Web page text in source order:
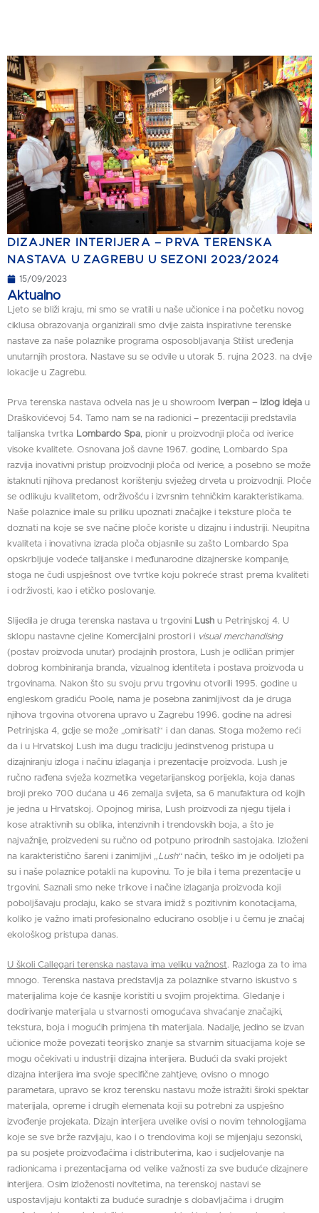
DIZAJNER INTERIJERA – PRVA TERENSKA
NASTAVA U ZAGREBU U SEZONI 2023/2024
15/09/2023
Aktualno
Ljeto se bliži kraju, mi smo se vratili u naše učionice i na početku novog
ciklusa obrazovanja organizirali smo dvije zaista inspirativne terenske
nastave za naše polaznike programa osposobljavanja Stilist uređenja
unutarnjih prostora. Nastave su se odvile u utorak 5. rujna 2023. na dvije
lokacije u Zagrebu.
Prva terenska nastava odvela nas je u showroom Iverpan – Izlog ideja u
Draškovićevoj 54. Tamo nam se na radionici – prezentaciji predstavila
talijanska tvrtka Lombardo Spa, pionir u proizvodnji ploča od iverice
visoke kvalitete. Osnovana još davne 1967. godine, Lombardo Spa
razvija inovativni pristup proizvodnji ploča od iverice, a posebno se može
istaknuti njihova predanost korištenju svježeg drveta u proizvodnji. Ploče
se odlikuju kvalitetom, održivošću i izvrsnim tehničkim karakteristikama.
Naše polaznice imale su priliku upoznati značajke i teksture ploča te
doznati na koje se sve načine ploče koriste u dizajnu i industriji. Neupitna
kvaliteta i inovativna izrada ploča objasnile su zašto Lombardo Spa
opskrbljuje vodeće talijanske i međunarodne dizajnerske kompanije,
stoga ne čudi uspješnost ove tvrtke koju pokreće strast prema kvaliteti
i održivosti, kao i etičko poslovanje.
Slijedila je druga terenska nastava u trgovini Lush u Petrinjskoj 4. U
sklopu nastavne cjeline Komercijalni prostori i visual merchandising
(postav proizvoda unutar) prodajnih prostora, Lush je odličan primjer
dobrog kombiniranja branda, vizualnog identiteta i postava proizvoda u
trgovinama. Nakon što su svoju prvu trgovinu otvorili 1995. godine u
engleskom gradiću Poole, nama je posebna zanimljivost da je druga
njihova trgovina otvorena upravo u Zagrebu 1996. godine na adresi
Petrinjska 4, gdje se može „omirisati“ i dan danas. Stoga možemo reći
da i u Hrvatskoj Lush ima dugu tradiciju jedinstvenog pristupa u
dizajniranju izloga i načinu izlaganja i prezentacije proizvoda. Lush je
ručno rađena svježa kozmetika vegetarijanskog porijekla, koja danas
broji preko 700 dućana u 46 zemalja svijeta, sa 6 manufaktura od kojih
je jedna u Hrvatskoj. Opojnog mirisa, Lush proizvodi za njegu tijela i
kose atraktivnih su oblika, intenzivnih i trendovskih boja, a što je
najvažnije, proizvedeni su ručno od potpuno prirodnih sastojaka. Izloženi
na karakteristično šareni i zanimljivi „Lush“način, teško im je odoljeti pa
su i naše polaznice potakli na kupovinu. To je bila i tema prezentacije u
trgovini. Saznali smo neke trikove i načine izlaganja proizvoda koji
poboljšavaju prodaju, kako se stvara imidž s pozitivnim konotacijama,
koliko je važno imati profesionalno educirano osoblje i u čemu je značaj
ekološkog pristupa danas.
U školi Callegari terenska nastava ima veliku važnost. Razloga za to ima
mnogo. Terenska nastava predstavlja za polaznike stvarno iskustvo s
materijalima koje će kasnije koristiti u svojim projektima. Gledanje i
dodirivanje materijala u stvarnosti omogućava shvaćanje značajki,
tekstura, boja i mogućih primjena tih materijala. Nadalje, jedino se izvan
učionice može povezati teorijsko znanje sa stvarnim situacijama koje se
mogu očekivati u industriji dizajna interijera. Budući da svaki projekt
dizajna interijera ima svoje specifične zahtjeve, ovisno o mnogo
parametara, upravo se kroz terensku nastavu može istražiti široki spektar
materijala, opreme i drugih elemenata koji su potrebni za uspješno
izvođenje projekata. Dizajn interijera uvelike ovisi o novim tehnologijama
koje se sve brže razvijaju, kao i o trendovima koji se mijenjaju sezonski,
pa su posjete proizvođačima i distributerima, kao i sudjelovanje na
radionicama i prezentacijama od velike važnosti za sve buduće dizajnere
interijera. Osim izloženosti novitetima, na terenskoj nastavi se
uspostavljaju kontakti za buduće suradnje s dobavljačima i drugim